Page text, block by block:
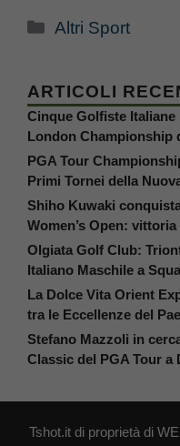
Categorie
Altri Sport
ARTICOLI
Cinque Golfiste
London Championship
PGA Tour
Primi Tornei della
Shiho Kuwaki
Women’s Open:
Olgiata Golf Club:
Italiano Maschile a
La Dolce Vita Orient
tra le Eccellenze del
Stefano Mazzoli in
Classic del PGA Tour a
Tshot.it di proprietà di